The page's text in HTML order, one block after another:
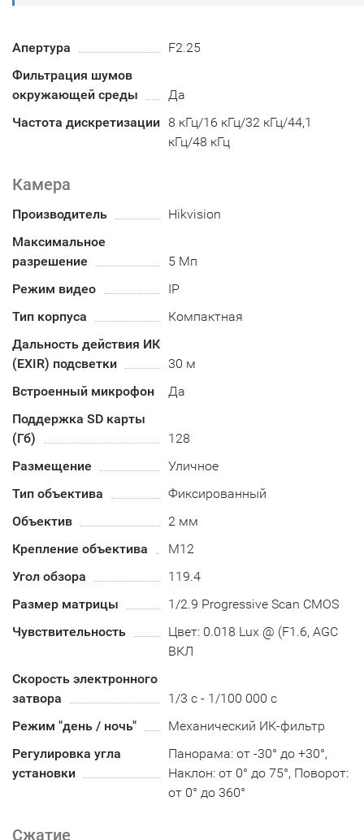
Апертура
F2.25
Фильтрация шумов
окружающей среды
Да
Частота дискретизации 8 кГц/16 кГц/32 кГц/44,1
кГц/48 кГц
Камера
Производитель
Hikvision
Максимальное
разрешение
5 Мп
Режим видео
IP
Тип корпуса
Компактная
Дальность действия ИК
(EXIR) подсветки
30 м
Встроенный микрофон
Да
Поддержка SD карты
(Гб)
128
Размещение
Уличное
Тип объектива
Фиксированный
Объектив
2 мм
Крепление объектива
М12
Угол обзора
119.4
Размер матрицы
1/2.9 Progressive Scan CMOS
Чувствительность
Цвет: 0.018 Lux @ (F1.6, AGC
ВКЛ
Скорость электронного
затвора
1/3 с - 1/100 000 с
Режим "день / ночь"
Механический ИК-фильтр
Регулировка угла
установки
Панорама: от -30° до +30°,
Наклон: от 0° до 75°, Поворот:
от 0° до 360°
Сжатие